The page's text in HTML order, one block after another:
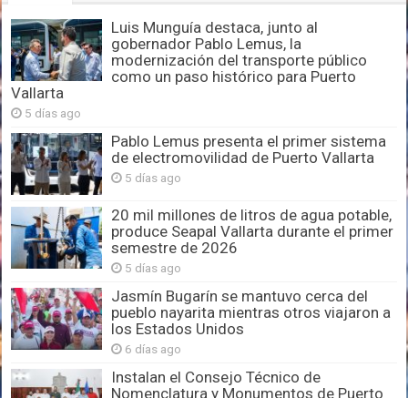
Luis Munguía destaca, junto al
gobernador Pablo Lemus, la
modernización del transporte público
como un paso histórico para Puerto
Vallarta
5 días ago
Pablo Lemus presenta el primer sistema
de electromovilidad de Puerto Vallarta
5 días ago
20 mil millones de litros de agua potable,
produce Seapal Vallarta durante el primer
semestre de 2026
5 días ago
Jasmín Bugarín se mantuvo cerca del
pueblo nayarita mientras otros viajaron a
los Estados Unidos
6 días ago
Instalan el Consejo Técnico de
Nomenclatura y Monumentos de Puerto